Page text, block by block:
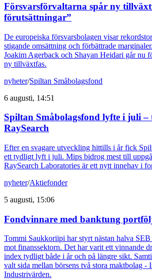
Försvarsförvaltarna spår ny
förutsättningar”
De europeiska försvarsbolagen visar
stigande omsättning och förbättrade
Joakim Agerback och Shayan Heidari går nu
ny tillväxtfas.
nyheter/Spiltan Småbolagsfond
6 augusti, 14:51
Spiltan Småbolagsfond lyfte i juli –
RaySearch
Efter en svagare utveckling hittills i år fick
ett tydligt lyft i juli. Mips bidrog mest till
RaySearch Laboratories är ett nytt innehav i
nyheter/Aktiefonder
5 augusti, 15:06
Fondvinnare med banktung
Tommi Saukkoriipi har styrt nästan halva
mot finanssektorn. Det har varit ett vinnande
index tydligt både i år och på längre sikt.
valt sida mellan börsens två stora maktbolag -
Industrivärden.